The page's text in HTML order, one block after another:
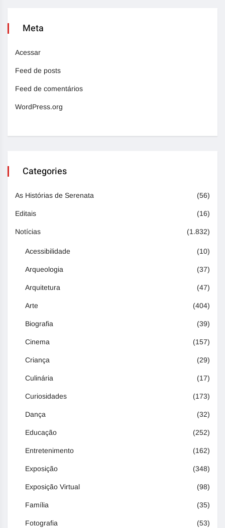
Meta
Acessar
Feed de posts
Feed de comentários
WordPress.org
Categories
As Histórias de Serenata (56)
Editais (16)
Notícias (1.832)
Acessibilidade (10)
Arqueologia (37)
Arquitetura (47)
Arte (404)
Biografia (39)
Cinema (157)
Criança (29)
Culinária (17)
Curiosidades (173)
Dança (32)
Educação (252)
Entretenimento (162)
Exposição (348)
Exposição Virtual (98)
Família (35)
Fotografia (53)